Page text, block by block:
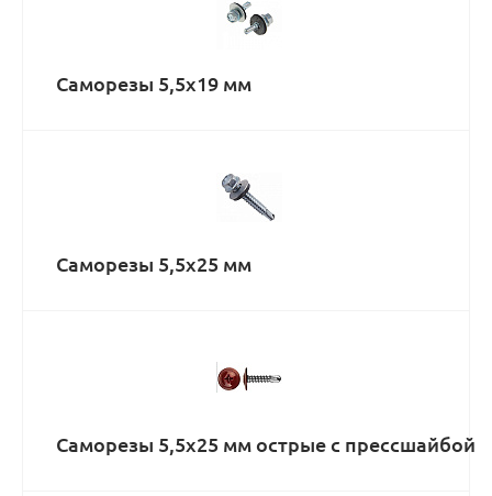
Саморезы 5,5х19 мм
Саморезы 5,5х25 мм
Саморезы 5,5х25 мм острые с прессшайбой